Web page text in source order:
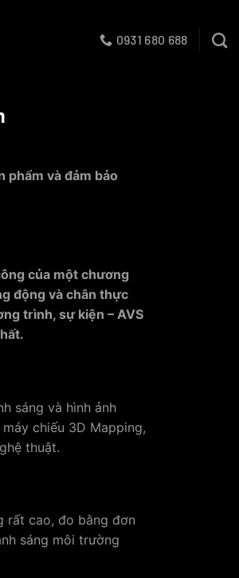
0931 680 688
phẩm và đảm bảo
của một chương
động và chân thực
trình, sự kiện – AVS
sáng và hình ảnh
chiếu 3D Mapping,
thuật.
rất cao, đo bằng đơn
sáng môi trường